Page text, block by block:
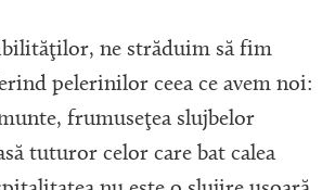
ne străduim să fim
pelerinilor ceea ce avem noi:
frumuseţea slujbelor
tuturor celor care bat calea